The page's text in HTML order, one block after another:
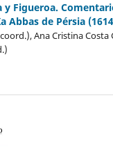
y Figueroa.
Abbas de Pérsia
Ana Cristina Costa